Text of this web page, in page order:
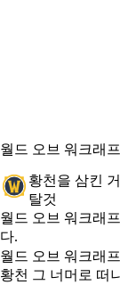
월드 오브 워크래
황천을 삼킨
탈것
가격
Available actions
월드 오브 워크래
다.
월드 오브 워크래
황천 그 너머로 떠